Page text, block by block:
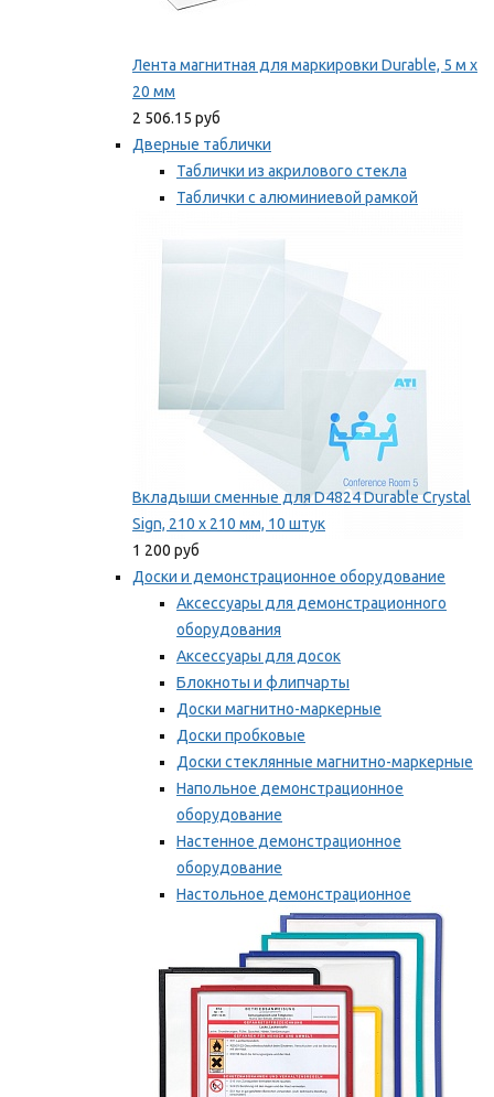
Лента магнитная для маркировки Durable, 5 м х
20 мм
2 506.15 руб
Дверные таблички
Таблички из акрилового стекла
Таблички с алюминиевой рамкой
Вкладыши сменные для D4824 Durable Crystal
Sign, 210 x 210 мм, 10 штук
1 200 руб
Доски и демонстрационное оборудование
Аксессуары для демонстрационного
оборудования
Аксессуары для досок
Блокноты и флипчарты
Доски магнитно-маркерные
Доски пробковые
Доски стеклянные магнитно-маркерные
Напольное демонстрационное
оборудование
Настенное демонстрационное
оборудование
Настольное демонстрационное
оборудование
Мы рекомендуем